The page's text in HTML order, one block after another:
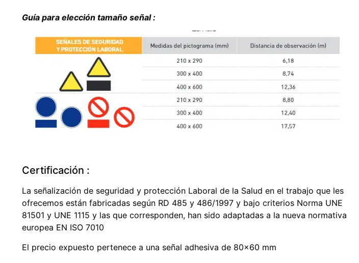
Guía para elección tamaño señal :
Certificación :
La señalización de seguridad y protección Laboral de la Salud en el trabajo que les
ofrecemos están fabricadas según RD 485 y 486/1997 y bajo criterios Norma UNE
81501 y UNE 1115 y las que corresponden, han sido adaptadas a la nueva normativa
europea EN ISO 7010
El precio expuesto pertenece a una señal adhesiva de 80x60 mm